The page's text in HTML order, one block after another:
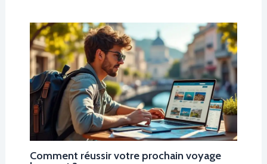
Comment réussir votre prochain voyage